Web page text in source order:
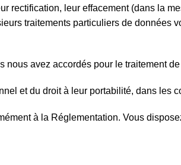
rectification, leur effacement (dans la
traitements particuliers de données
avez accordés pour le traitement
et du droit à leur portabilité, dans les
à la Réglementation. Vous